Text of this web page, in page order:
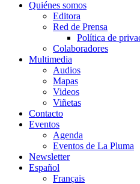
Quiénes somos
Editora
Red de Prensa
Política de
Colaboradores
Multimedia
Audios
Mapas
Videos
Viñetas
Contacto
Eventos
Agenda
Eventos de La Pluma
Newsletter
Español
Français